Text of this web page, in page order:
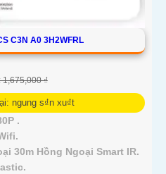
C3N A0 3H2WFRL
1,675,000 ₫
ngung s₫n xu₫t
.
30m Hồng Ngoại Smart IR.